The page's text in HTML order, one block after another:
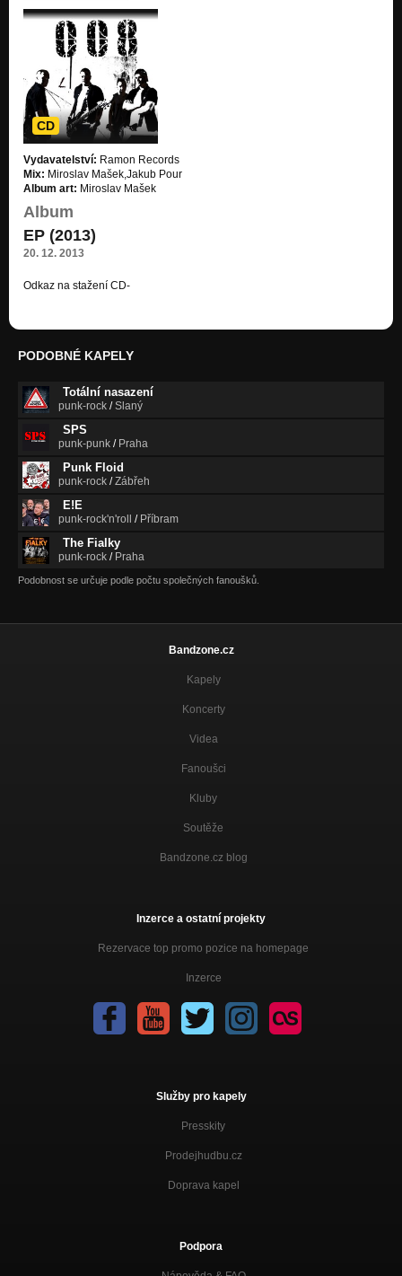
03-Vlak ke štěstí
10.years
04-I Fuck You
10.years
05-Banditův candrbál
10.years
06-Tak se měj
10.years
07-Originál
10.years
10-Chtěl bych být jiný
11-Kde je klíč
10.years
13-My jedeme dál!
10.years
05-Nový den
EP (2018)
Ty na to máš! (2014)
008-Smolař,Klikař (EP 2013)
CD
Vydavatelství: Ramon Records
Mix: Miroslav Mašek,Jakub Pour
Album art: Miroslav Mašek
Album
EP (2013)
20. 12. 2013
Odkaz na stažení CD-
PODOBNÉ KAPELY
Totální nasazení
punk-rock /Slaný
SPS
punk-punk / Praha
Punk Floid
punk-rock /Zábřeh
E!E
punk-rock'n'roll / Příbram
The Fialky
punk-rock / Praha
Podobnost se určuje podle počtu společných fanoušků.
Bandzone.cz
Kapely
Koncerty
Videa
Fanoušci
Kluby
Soutěže
Bandzone.cz blog
Inzerce a ostatní projekty
Rezervace top promo pozice na homepage
Inzerce
Služby pro kapely
Presskity
Prodejhudbu.cz
Doprava kapel
Podpora